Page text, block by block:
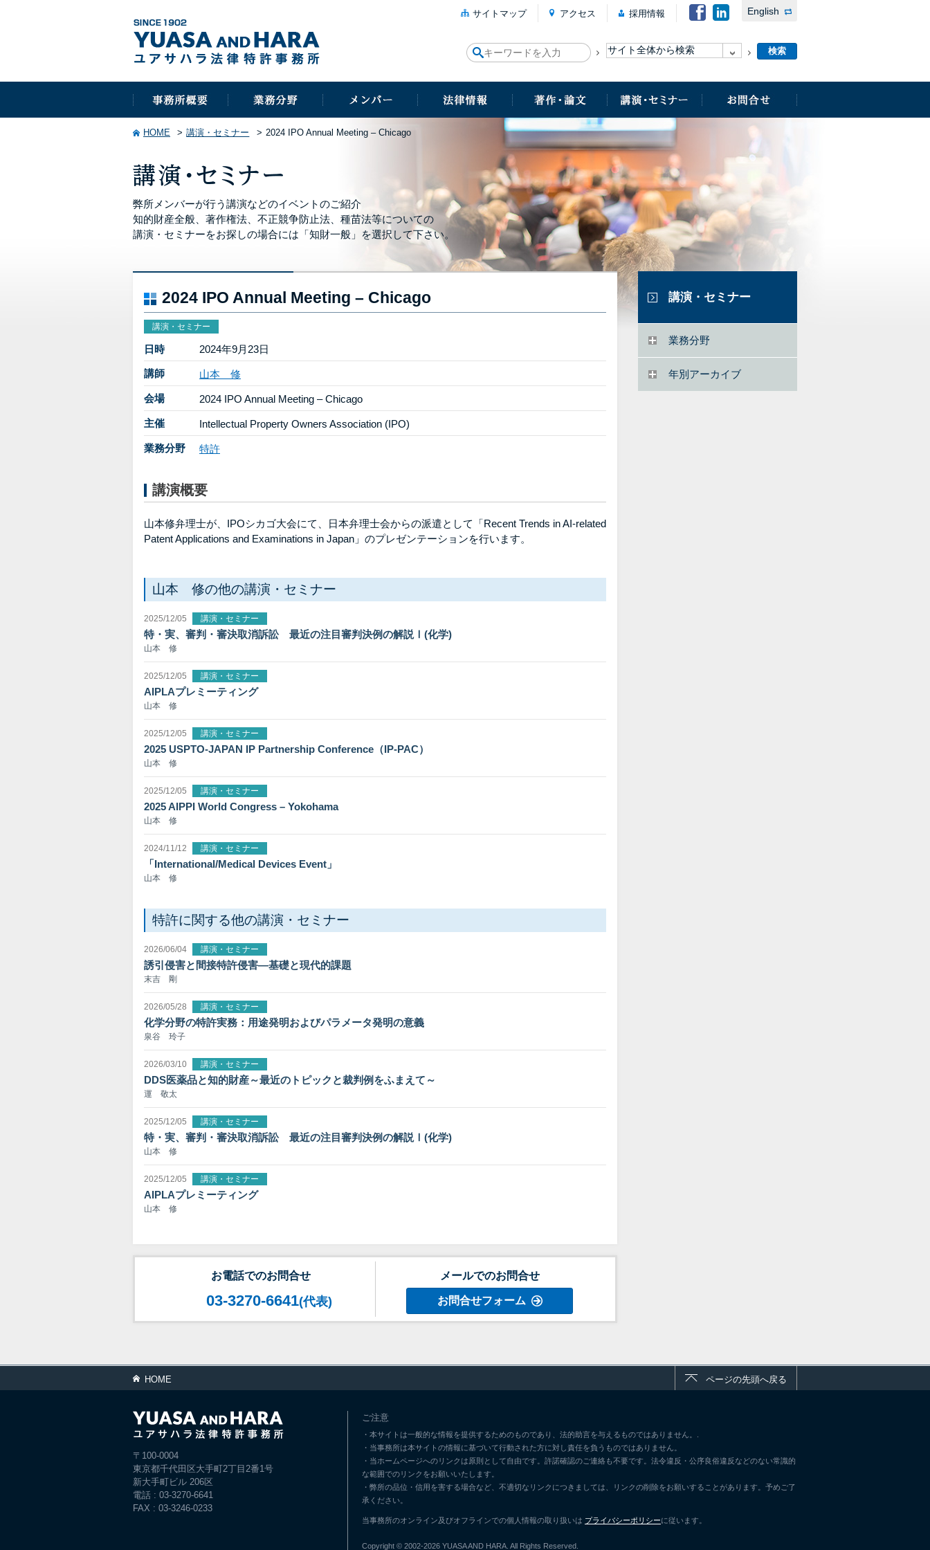
サイトマップ アクセス 採用情報 English
HOME 講演・セミナー 2024 IPO Annual Meeting – Chicago
弊所メンバーが行う講演などのイベントのご紹介
知的財産全般、著作権法、不正競争防止法、種苗法等についての
講演・セミナーをお探しの場合には「知財一般」を選択して下さい。
2024 IPO Annual Meeting – Chicago
講演・セミナー
日時 2024年9月23日
講師 山本 修
会場 2024 IPO Annual Meeting – Chicago
主催 Intellectual Property Owners Association (IPO)
業務分野 特許
講演概要
山本修弁理士が、IPOシカゴ大会にて、日本弁理士会からの派遣として「Recent Trends in AI-related
Patent Applications and Examinations in Japan」のプレゼンテーションを行います。
山本 修の他の講演・セミナー
2025/12/05 講演・セミナー
特・実、審判・審決取消訴訟 最近の注目審判決例の解説Ⅰ(化学)
山本 修
2025/12/05 講演・セミナー
AIPLAプレミーティング
山本 修
2025/12/05 講演・セミナー
2025 USPTO-JAPAN IP Partnership Conference（IP-PAC）
山本 修
2025/12/05 講演・セミナー
2025 AIPPI World Congress – Yokohama
山本 修
2024/11/12 講演・セミナー
「International/Medical Devices Event」
山本 修
特許に関する他の講演・セミナー
2026/06/04 講演・セミナー
誘引侵害と間接特許侵害―基礎と現代的課題
末吉 剛
2026/05/28 講演・セミナー
化学分野の特許実務：用途発明およびパラメータ発明の意義
泉谷 玲子
2026/03/10 講演・セミナー
DDS医薬品と知的財産～最近のトピックと裁判例をふまえて～
運 敬太
2025/12/05 講演・セミナー
特・実、審判・審決取消訴訟 最近の注目審判決例の解説Ⅰ(化学)
山本 修
2025/12/05 講演・セミナー
AIPLAプレミーティング
山本 修
お電話でのお問合せ
03-3270-6641(代表)
メールでのお問合せ
お問合せフォーム
講演・セミナー
業務分野
年別アーカイブ
HOME ページの先頭へ戻る
〒100-0004
東京都千代田区大手町2丁目2番1号
新大手町ビル 206区
電話 : 03-3270-6641
FAX : 03-3246-0233
ご注意
・本サイトは一般的な情報を提供するためのものであり、法的助言を与えるものではありません。.
・当事務所は本サイトの情報に基づいて行動された方に対し責任を負うものではありません。
・当ホームページへのリンクは原則として自由です。許諾確認のご連絡も不要です。法令違反・公序良俗違反などのない常識的
な範囲でのリンクをお願いいたします。
・弊所の品位・信用を害する場合など、不適切なリンクにつきましては、リンクの削除をお願いすることがあります。予めご了
承ください。
当事務所のオンライン及びオフラインでの個人情報の取り扱いは プライバシーポリシーに従います。
Copyright © 2002-2026 YUASA AND HARA. All Rights Reserved.